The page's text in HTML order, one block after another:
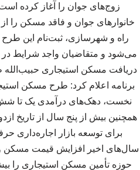
زوج‌های جوان را آغاز کرده
خانوارهای جوان و فاقد مسکن را
دریافت مسکن استیجاری حبیب‌الله
برنامه اعلام کرد: طرح مسکن
نخست، دهک‌های درآمدی یک تا شش
همچنین بیش از پنج سال از تاریخ
برای توسعه بازار
سال‌های اخیر افزایش قیمت مسکن
حوزه تأمین مسکن استیجاری را